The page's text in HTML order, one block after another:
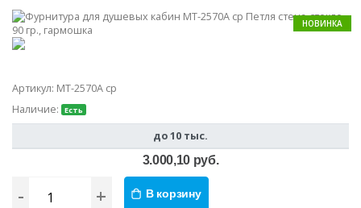
НОВИНКА
Артикул: MT-2570A cp
Наличие:
Есть
до 10 тыс.
3.000,10 руб.
- + В корзину